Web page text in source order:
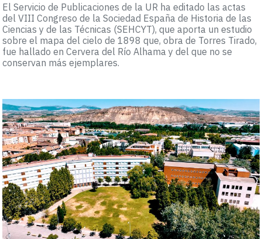
El Servicio de Publicaciones de la UR ha editado las actas
del VIII Congreso de la Sociedad España de Historia de las
Ciencias y de las Técnicas (SEHCYT), que aporta un estudio
sobre el mapa del cielo de 1898 que, obra de Torres Tirado,
fue hallado en Cervera del Río Alhama y del que no se
conservan más ejemplares.